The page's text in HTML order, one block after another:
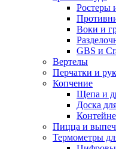
Ростеры
Воки и
GBS и
Вертелы
Перчатки и
Копчение
Щепа и
Доска
Пицца и
Термометры